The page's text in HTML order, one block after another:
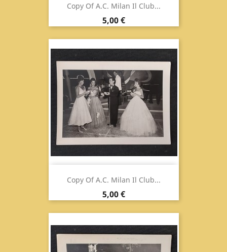
Copy Of A.C. Milan Il Club...
Prix
5,00 €
Copy Of A.C. Milan Il Club...
Prix
5,00 €